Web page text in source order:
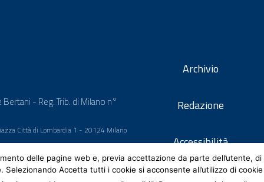
- Reg. Trib. di Milano n°
Città di Lombardia 1 - 20124 Milano
Archivio
Redazione
Accessibilità
delle pagine web e, previa accettazione da parte dell’utente,
Accetta tutti i cookie si acconsente all’utilizzo di